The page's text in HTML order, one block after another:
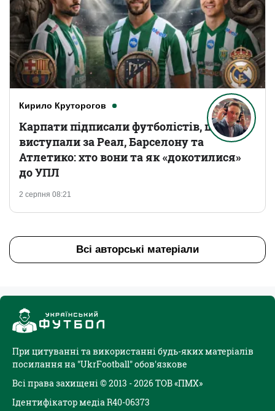
Кирило Круторогов
2 серпня 08:21
Карпати підписали футболістів, що
виступали за Реал, Барселону та
Атлетико: хто вони та як «докотилися»
до УПЛ
Всі авторські матеріали
При цитуванні та використанні будь-яких матеріалів
посилання на "UkrFootball" обов'язкове
Всі права захищені © 2013 - 2026 ТОВ «ПМХ»
Ідентифікатор медіа R40-06373